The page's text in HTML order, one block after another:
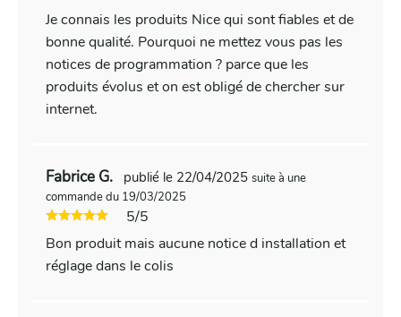
Je connais les produits Nice qui sont fiables et de
bonne qualité. Pourquoi ne mettez vous pas les
notices de programmation ? parce que les
produits évolus et on est obligé de chercher sur
internet.
Fabrice G. publié le 22/04/2025 suite à une
commande du 19/03/2025
5/5
Bon produit mais aucune notice d installation et
réglage dans le colis